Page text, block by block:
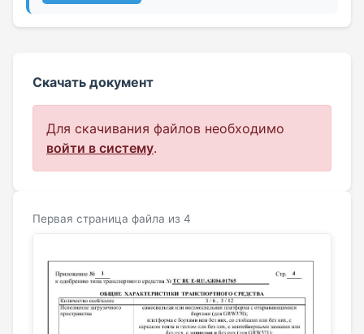
Скачать документ
Для скачивания файлов необходимо
войти в систему.
Первая страница файла из 4